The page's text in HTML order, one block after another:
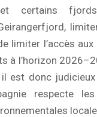
et certains
limiter l’accès aux
à l’horizon
il est donc
respecte les